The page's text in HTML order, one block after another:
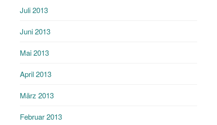
Juli 2013
Juni 2013
Mai 2013
April 2013
März 2013
Februar 2013